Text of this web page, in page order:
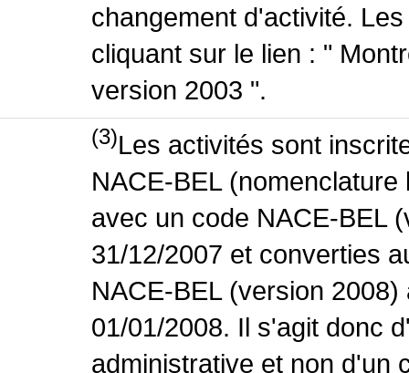
changement d'activité.
cliquant sur le lien : "
version 2003 ".
(3)Les activités sont
NACE-BEL
avec un code NACE-BEL
31/12/2007 et converties
NACE-BEL (version
01/01/2008. Il s'agit donc
administrative et non d'un